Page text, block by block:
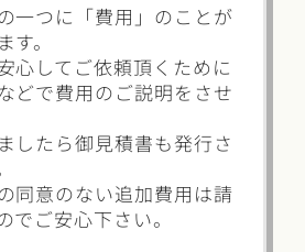
一つに「費用」のことが
。
心してご依頼頂くために
どで費用のご説明をさせ
したら御見積書も発行さ
同意のない追加費用は請
でご安心下さい。